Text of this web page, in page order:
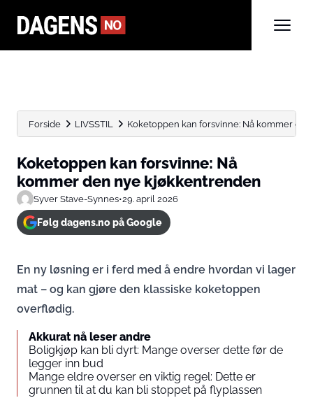
Forside LIVSSTIL Koketoppen kan forsvinne: Nå kommer
Koketoppen kan forsvinne: Nå
kommer den nye kjøkkentrenden
Syver Stave-Synnes•29. april 2026
Følg dagens.no på Google
En ny løsning er i ferd med å endre hvordan vi lager
mat – og kan gjøre den klassiske koketoppen
overflødig.
Akkurat nå leser andre
Boligkjøp kan bli dyrt: Mange overser dette før de
legger inn bud
Mange eldre overser en viktig regel: Dette er
grunnen til at du kan bli stoppet på flyplassen